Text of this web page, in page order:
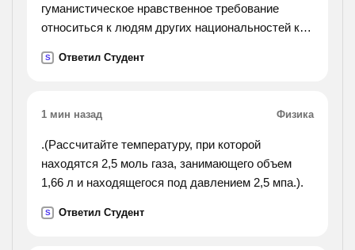
гуманистическое нравственное требование
относиться к людям других национальностей как
вы понимаете смысл этого нравственного
S Ответил Студент
1 мин назад Физика
.(Рассчитайте температуру, при которой
находятся 2,5 моль газа, занимающего объем
1,66 л и находящегося под давлением 2,5 мпа.).
S Ответил Студент